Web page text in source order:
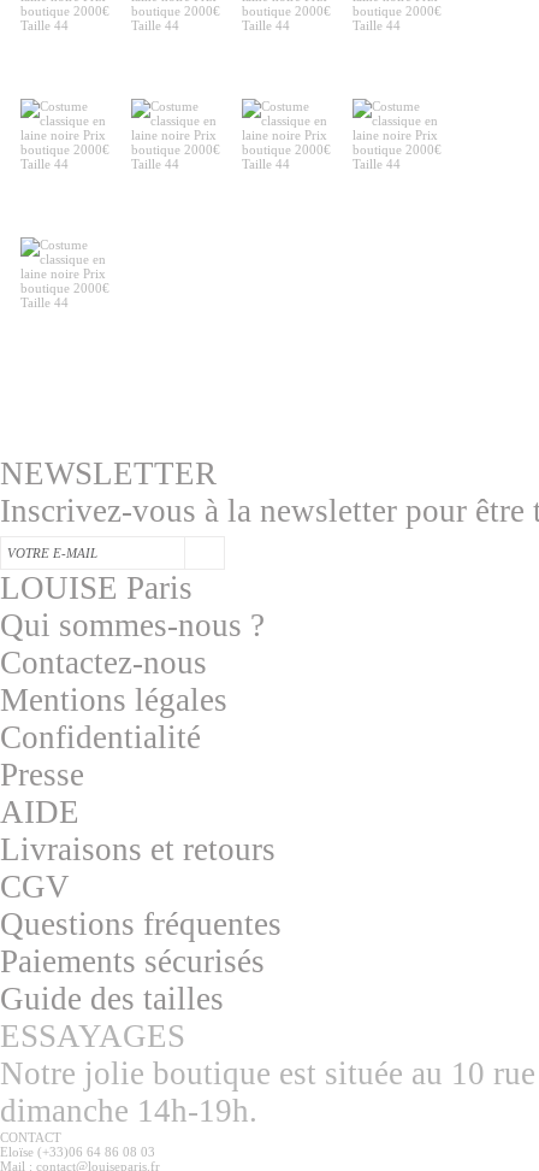
NEWSLETTER
Inscrivez-vous à la newsletter pour être
LOUISE Paris
Qui sommes-nous ?
Contactez-nous
Mentions légales
Confidentialité
Presse
AIDE
Livraisons et retours
CGV
Questions fréquentes
Paiements sécurisés
Guide des tailles
ESSAYAGES
Notre jolie boutique est située au 10
dimanche 14h-19h.
CONTACT
Eloïse (+33)06 64 86 08 03
Mail : contact@louiseparis.fr